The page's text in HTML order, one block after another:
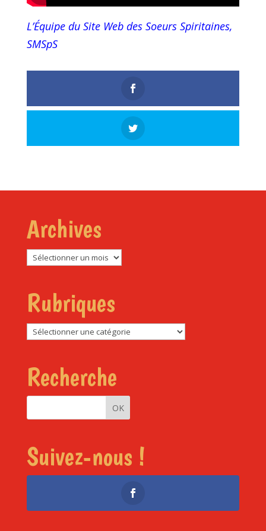
L’Équipe du Site Web des Soeurs Spiritaines,
SMSpS
Archives
Archives
Rubriques
Rubriques
Recherche
Suivez-nous !